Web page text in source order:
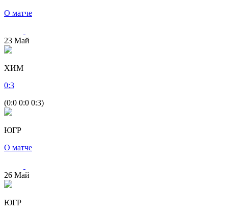
О матче
23 Май
ХИМ
0:3
(0:0 0:0 0:3)
ЮГР
О матче
26 Май
ЮГР